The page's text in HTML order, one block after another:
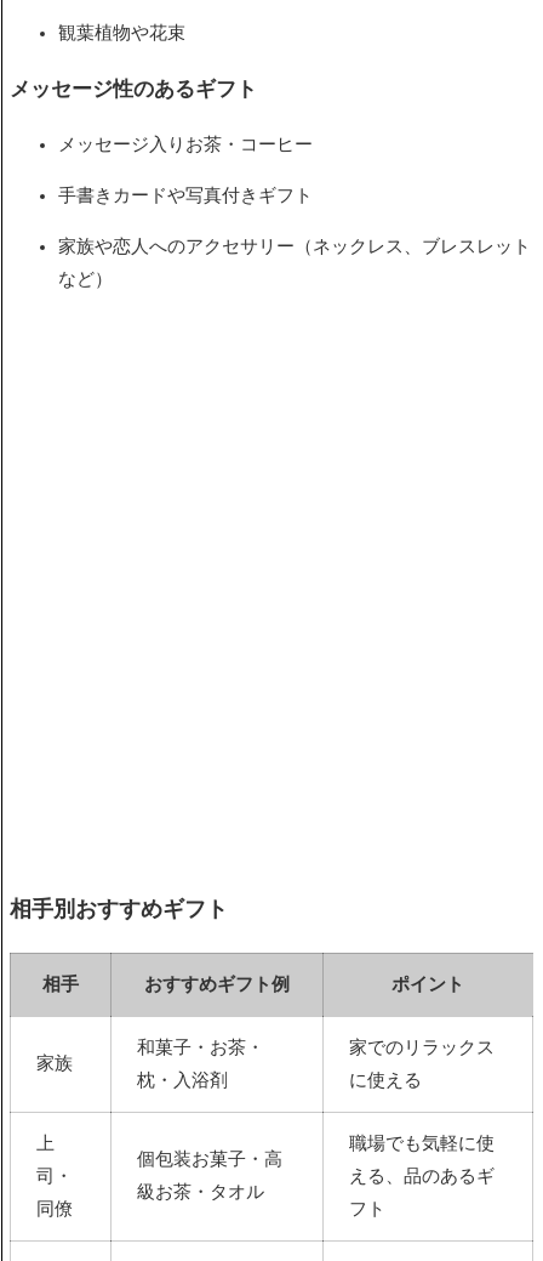
観葉植物や花束
メッセージ性のあるギフト
メッセージ入りお茶・コーヒー
手書きカードや写真付きギフト
家族や恋人へのアクセサリー（ネックレス、ブレスレット
など）
相手別おすすめギフト
相手 おすすめギフト例 ポイント
家族
和菓子・お茶・
枕・入浴剤
家でのリラックス
に使える
上
司・
同僚
個包装お菓子・高
級お茶・タオル
職場でも気軽に使
える、品のあるギ
フト